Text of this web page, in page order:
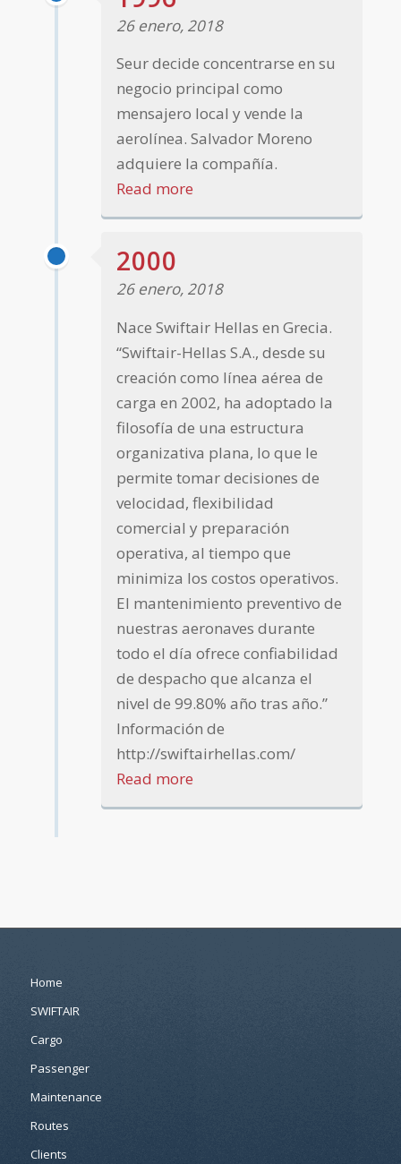
26 enero, 2018
Seur decide concentrarse en su
negocio principal como
mensajero local y vende la
aerolínea. Salvador Moreno
adquiere la compañía.
Read more
2000
26 enero, 2018
Nace Swiftair Hellas en Grecia.
“Swiftair-Hellas S.A., desde su
creación como línea aérea de
carga en 2002, ha adoptado la
filosofía de una estructura
organizativa plana, lo que le
permite tomar decisiones de
velocidad, flexibilidad
comercial y preparación
operativa, al tiempo que
minimiza los costos operativos.
El mantenimiento preventivo de
nuestras aeronaves durante
todo el día ofrece confiabilidad
de despacho que alcanza el
nivel de 99.80% año tras año.”
Información de
http://swiftairhellas.com/
Read more
Home
SWIFTAIR
Cargo
Passenger
Maintenance
Routes
Clients